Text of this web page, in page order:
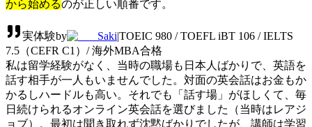
から始めるのが正しい順番です。
実体験by Saki|TOEIC 980 / TOEFL iBT 106 / IELTS
7.5（CEFR C1）/ 海外MBA合格
私は留学経験がなく、当時の職場も日本人ばかりで、英語を
話す相手が一人もいませんでした。対面の英会話はお金もか
かるしハードルも高い。それでも「話す場」がほしくて、毎
日続けられるオンライン英会話を選びました（当時はレアジ
ョブ）。最初は聞き取れず沈黙ばかりでしたが、講師は学習